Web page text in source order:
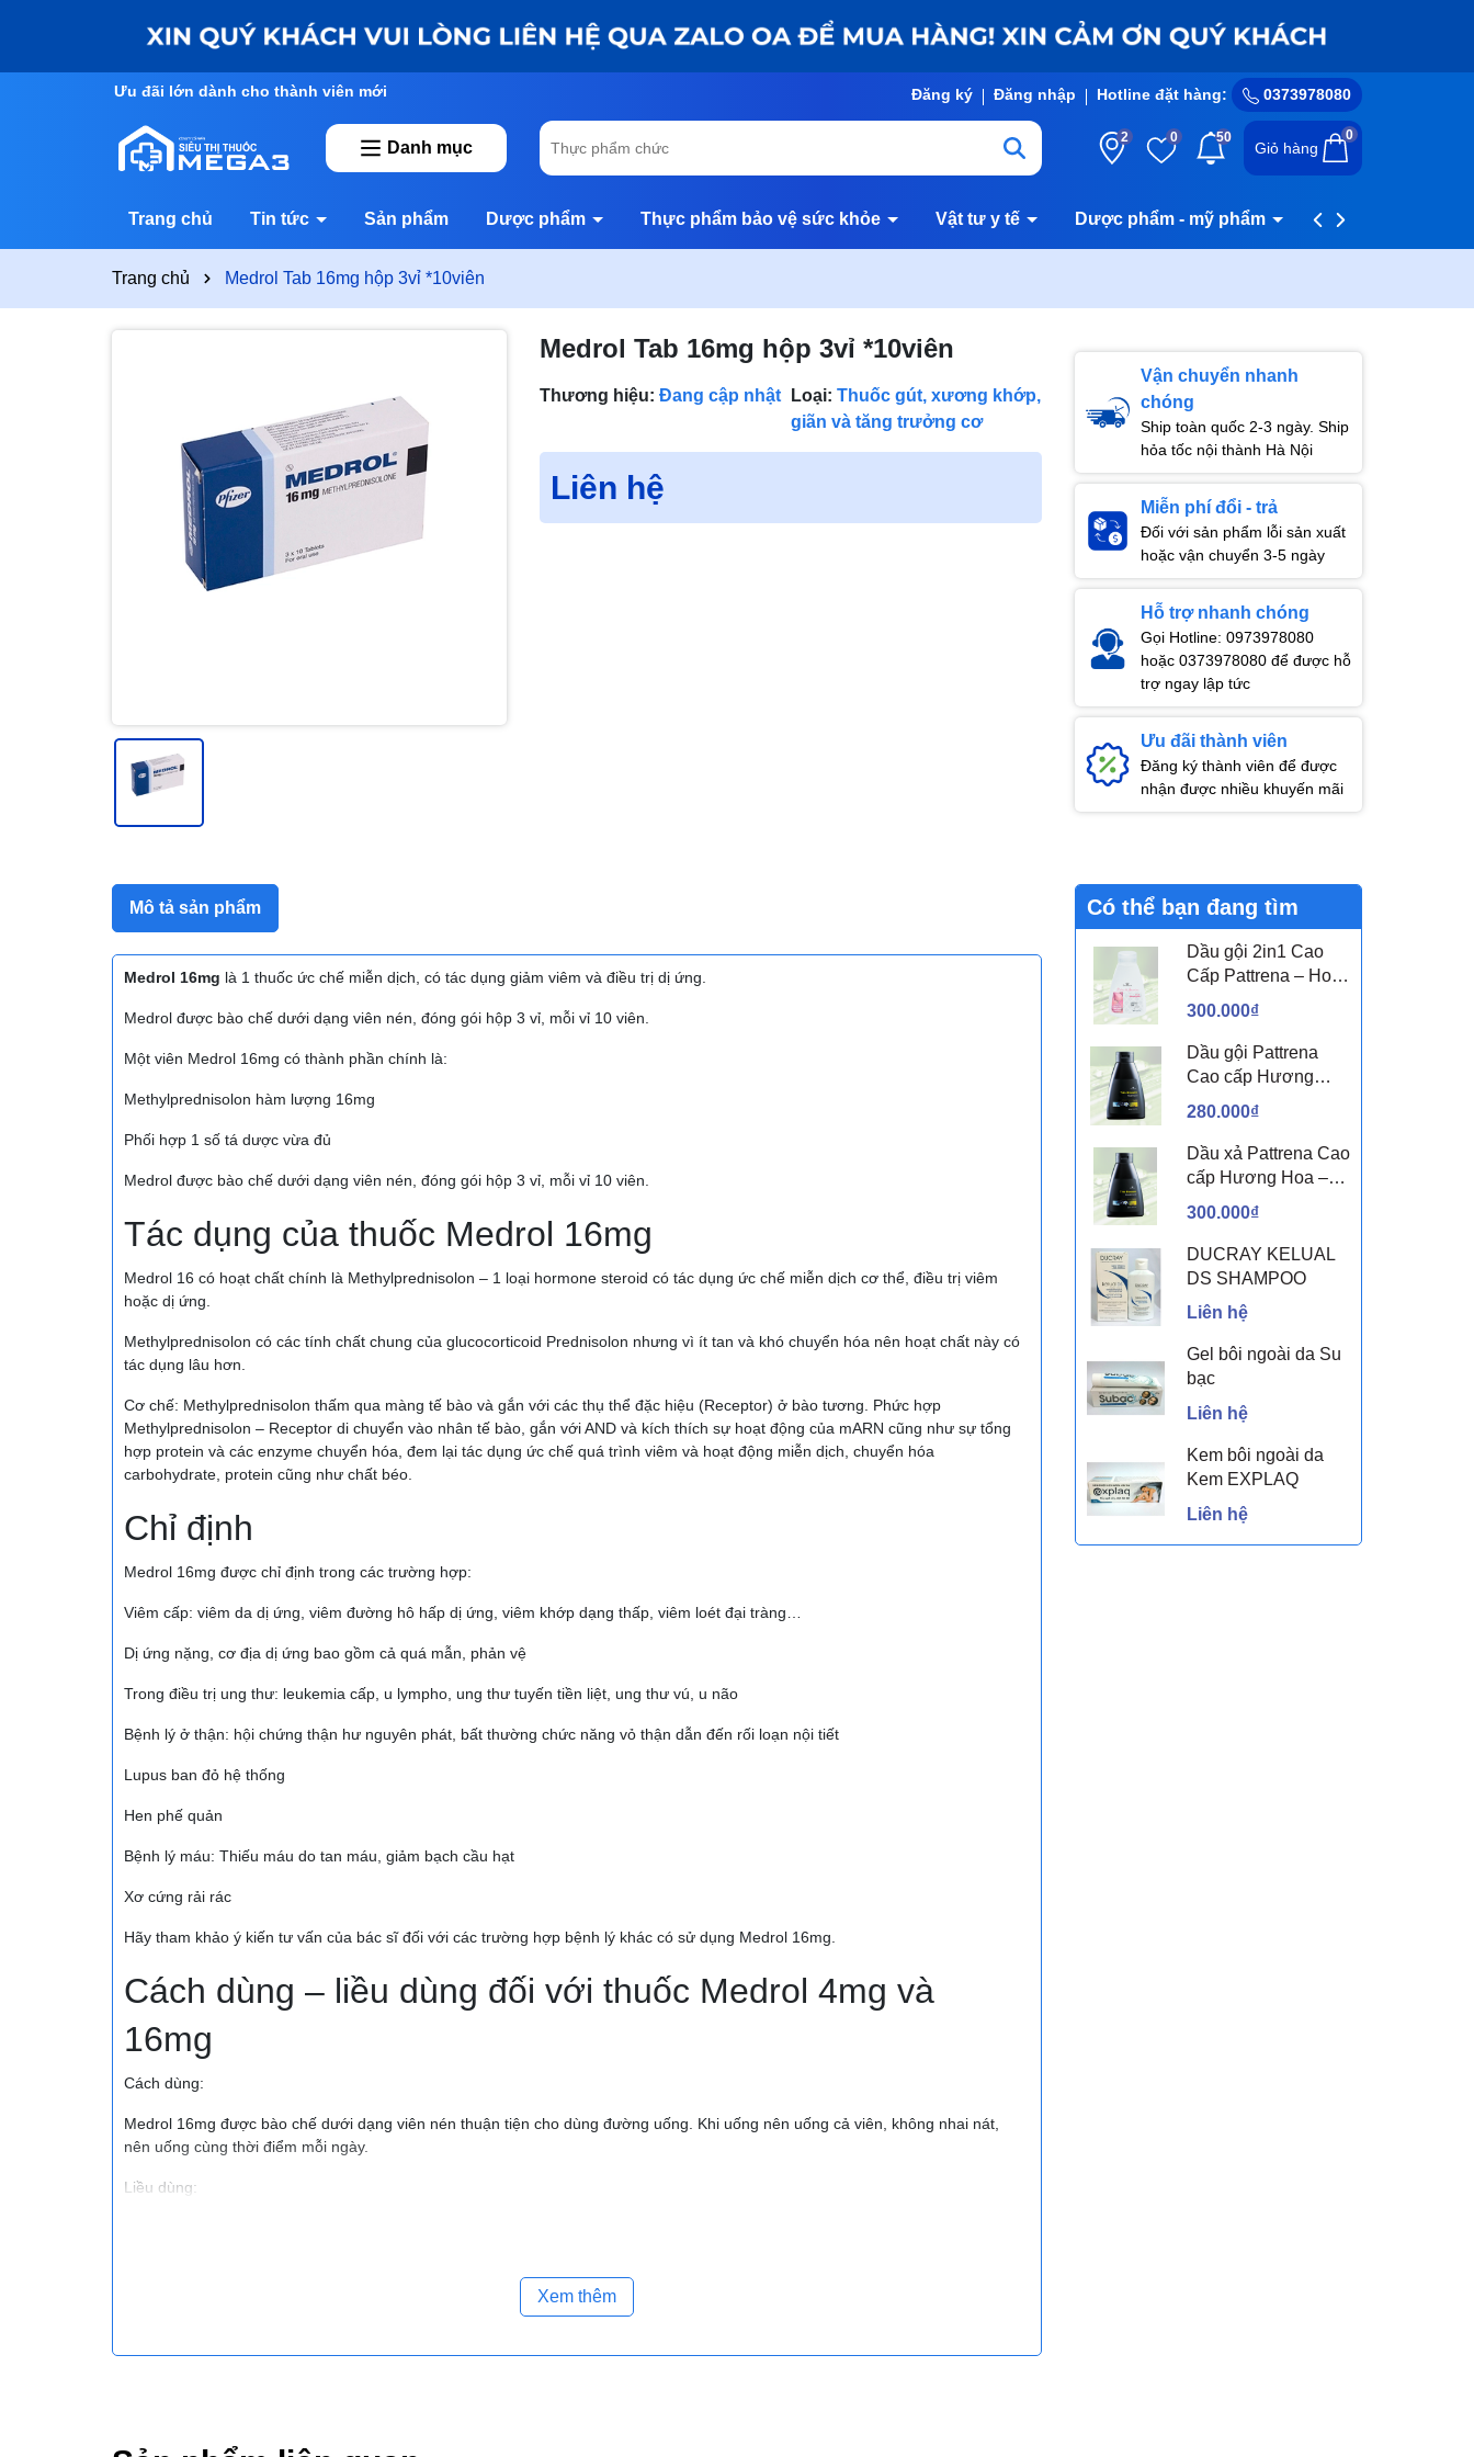
Ưu đãi lớn dành cho thành viên mới Đăng ký Đăng nhập Hotline đặt hàng: 0373978080
Danh mục
2 0 50
Giỏ hàng
0
Trang chủ Tin tức Sản phẩm Dược phẩm Thực phẩm bảo vệ sức khỏe Vật tư y tế Dược phẩm - mỹ phẩm Hệ thống cửa
Trang chủ Medrol Tab 16mg hộp 3vỉ *10viên
Medrol Tab 16mg hộp 3vỉ *10viên
Thương hiệu: Đang cập nhật Loại: Thuốc gút, xương khớp,
giãn và tăng trưởng cơ
Liên hệ
Vận chuyển nhanh
chóng
Ship toàn quốc 2-3 ngày. Ship
hỏa tốc nội thành Hà Nội
Miễn phí đổi - trả
Đối với sản phẩm lỗi sản xuất
hoặc vận chuyển 3-5 ngày
Hỗ trợ nhanh chóng
Gọi Hotline: 0973978080
hoặc 0373978080 để được hỗ
trợ ngay lập tức
Ưu đãi thành viên
Đăng ký thành viên để được
nhận được nhiều khuyến mãi
Mô tả sản phẩm
Medrol 16mg là 1 thuốc ức chế miễn dịch, có tác dụng giảm viêm và điều trị dị ứng.
Medrol được bào chế dưới dạng viên nén, đóng gói hộp 3 vỉ, mỗi vỉ 10 viên.
Một viên Medrol 16mg có thành phần chính là:
Methylprednisolon hàm lượng 16mg
Phối hợp 1 số tá dược vừa đủ
Medrol được bào chế dưới dạng viên nén, đóng gói hộp 3 vỉ, mỗi vỉ 10 viên.
Tác dụng của thuốc Medrol 16mg
Medrol 16 có hoạt chất chính là Methylprednisolon – 1 loại hormone steroid có tác dụng ức chế miễn dịch cơ thể, điều trị viêm
hoặc dị ứng.
Methylprednisolon có các tính chất chung của glucocorticoid Prednisolon nhưng vì ít tan và khó chuyển hóa nên hoạt chất này có
tác dụng lâu hơn.
Cơ chế: Methylprednisolon thấm qua màng tế bào và gắn với các thụ thể đặc hiệu (Receptor) ở bào tương. Phức hợp
Methylprednisolon – Receptor di chuyển vào nhân tế bào, gắn với AND và kích thích sự hoạt động của mARN cũng như sự tổng
hợp protein và các enzyme chuyển hóa, đem lại tác dụng ức chế quá trình viêm và hoạt động miễn dịch, chuyển hóa
carbohydrate, protein cũng như chất béo.
Chỉ định
Medrol 16mg được chỉ định trong các trường hợp:
Viêm cấp: viêm da dị ứng, viêm đường hô hấp dị ứng, viêm khớp dạng thấp, viêm loét đại tràng…
Dị ứng nặng, cơ địa dị ứng bao gồm cả quá mẫn, phản vệ
Trong điều trị ung thư: leukemia cấp, u lympho, ung thư tuyến tiền liệt, ung thư vú, u não
Bệnh lý ở thận: hội chứng thận hư nguyên phát, bất thường chức năng vỏ thận dẫn đến rối loạn nội tiết
Lupus ban đỏ hệ thống
Hen phế quản
Bệnh lý máu: Thiếu máu do tan máu, giảm bạch cầu hạt
Xơ cứng rải rác
Hãy tham khảo ý kiến tư vấn của bác sĩ đối với các trường hợp bệnh lý khác có sử dụng Medrol 16mg.
Cách dùng – liều dùng đối với thuốc Medrol 4mg và
16mg
Cách dùng:
Medrol 16mg được bào chế dưới dạng viên nén thuận tiện cho dùng đường uống. Khi uống nên uống cả viên, không nhai nát,
nên uống cùng thời điểm mỗi ngày.
Liều dùng:
Xem thêm
Có thể bạn đang tìm
Dầu gội 2in1 Cao
Cấp Pattrena – Hoa
sen & Hoa nhài
300.000₫
Dầu gội Pattrena
Cao cấp Hương
Hoa – Trio Blossom
280.000₫
Dầu xả Pattrena Cao
cấp Hương Hoa –
Trio Blossom 300ml
300.000₫
DUCRAY KELUAL
DS SHAMPOO
Liên hệ
Gel bôi ngoài da Su
bạc
Liên hệ
Kem bôi ngoài da
Kem EXPLAQ
Liên hệ